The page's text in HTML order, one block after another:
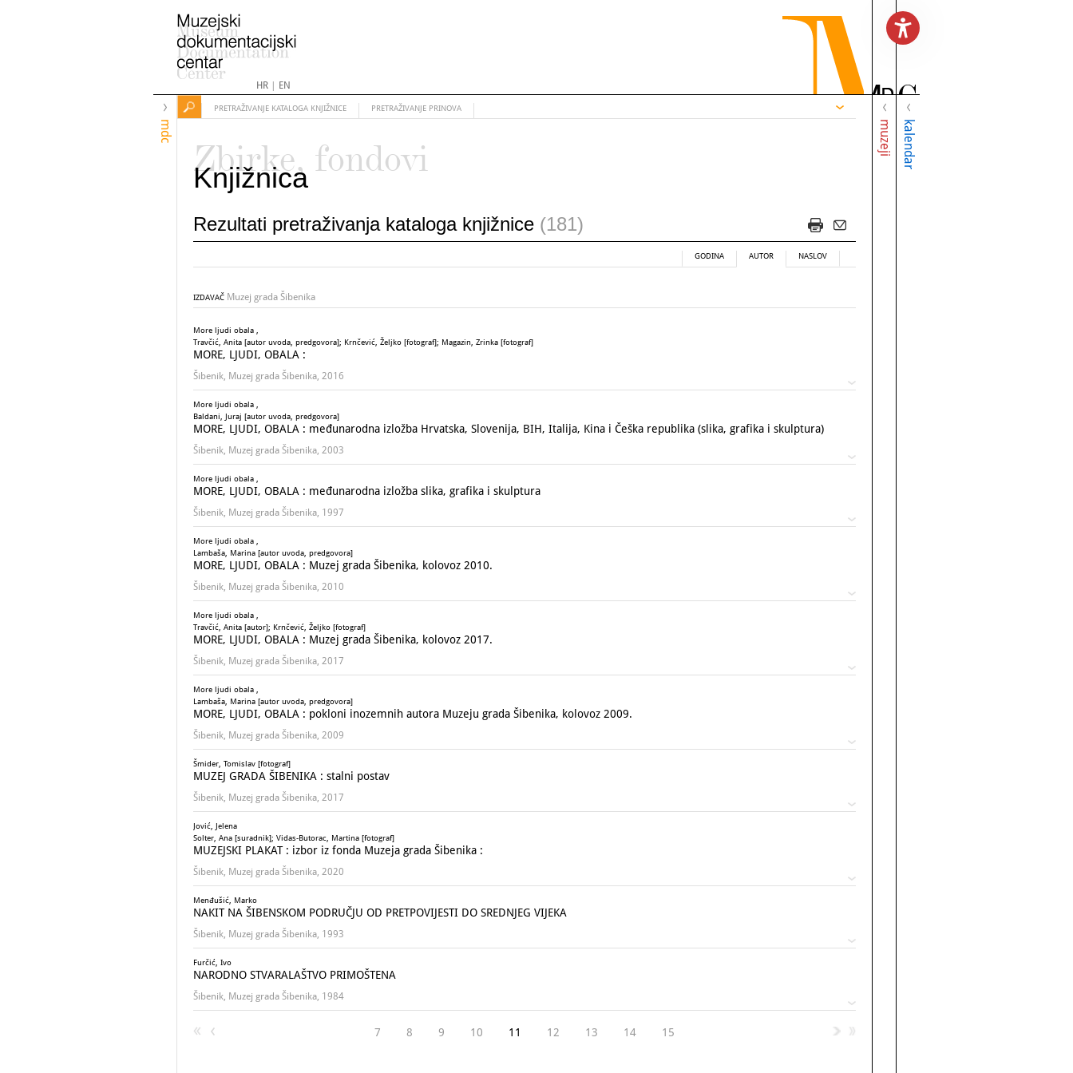
HR| EN
mdc muzeji kalendar
PRETRAŽIVANJE KATALOGA KNJIŽNICE PRETRAŽIVANJE PRINOVA
Zbirke, fondovi
Knjižnica
Rezultati pretraživanja kataloga knjižnice (181)
GODINA AUTOR NASLOV
IZDAVAČ Muzej grada Šibenika
More ljudi obala ,
Travčić, Anita [autor uvoda, predgovora]; Krnčević, Željko [fotograf]; Magazin, Zrinka [fotograf]
MORE, LJUDI, OBALA :
Šibenik, Muzej grada Šibenika, 2016
More ljudi obala ,
Baldani, Juraj [autor uvoda, predgovora]
MORE, LJUDI, OBALA : međunarodna izložba Hrvatska, Slovenija, BIH, Italija, Kina i Češka republika (slika, grafika i skulptura)
Šibenik, Muzej grada Šibenika, 2003
More ljudi obala ,
MORE, LJUDI, OBALA : međunarodna izložba slika, grafika i skulptura
Šibenik, Muzej grada Šibenika, 1997
More ljudi obala ,
Lambaša, Marina [autor uvoda, predgovora]
MORE, LJUDI, OBALA : Muzej grada Šibenika, kolovoz 2010.
Šibenik, Muzej grada Šibenika, 2010
More ljudi obala ,
Travčić, Anita [autor]; Krnčević, Željko [fotograf]
MORE, LJUDI, OBALA : Muzej grada Šibenika, kolovoz 2017.
Šibenik, Muzej grada Šibenika, 2017
More ljudi obala ,
Lambaša, Marina [autor uvoda, predgovora]
MORE, LJUDI, OBALA : pokloni inozemnih autora Muzeju grada Šibenika, kolovoz 2009.
Šibenik, Muzej grada Šibenika, 2009
Šmider, Tomislav [fotograf]
MUZEJ GRADA ŠIBENIKA : stalni postav
Šibenik, Muzej grada Šibenika, 2017
Jović, Jelena
Solter, Ana [suradnik]; Vidas-Butorac, Martina [fotograf]
MUZEJSKI PLAKAT : izbor iz fonda Muzeja grada Šibenika :
Šibenik, Muzej grada Šibenika, 2020
Menđušić, Marko
NAKIT NA ŠIBENSKOM PODRUČJU OD PRETPOVIJESTI DO SREDNJEG VIJEKA
Šibenik, Muzej grada Šibenika, 1993
Furčić, Ivo
NARODNO STVARALAŠTVO PRIMOŠTENA
Šibenik, Muzej grada Šibenika, 1984
7 8 9 10 11 12 13 14 15